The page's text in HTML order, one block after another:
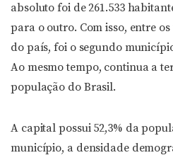
absoluto foi de 261.533
para o outro. Com isso, entre
do país, foi o segundo
Ao mesmo tempo, continua a
população do Brasil.
A capital possui 52,3% da
município, a densidade